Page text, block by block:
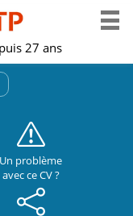
27 ans
Un problème
avec ce CV ?